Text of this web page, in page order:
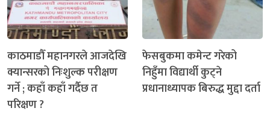
काठमाडौँ महानगरले आजदेखि
क्यान्सरको निःशुल्क परीक्षण
गर्ने ; कहाँ कहाँ गर्दैछ त
परिक्षण ?
फेसबुकमा कमेन्ट गरेको
निहुँमा विद्यार्थी कुट्ने
प्रधानाध्यापक बिरुद्ध मुद्दा दर्ता